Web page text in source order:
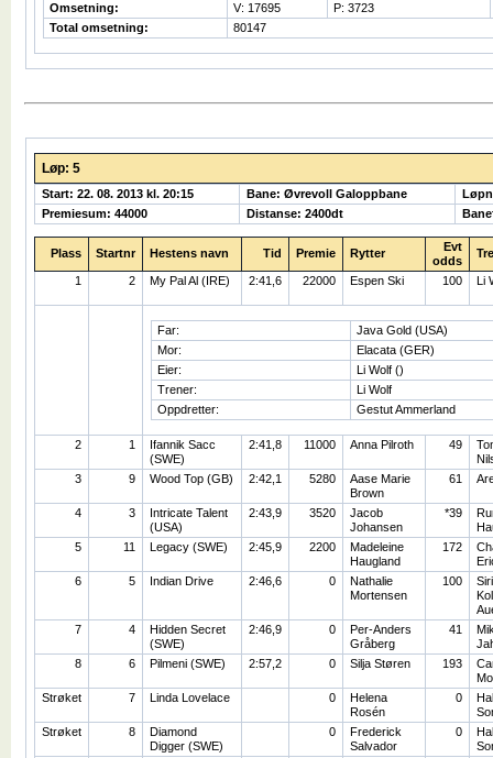
Omsetning: V: 17695
P: 3723
Total omsetning:
80147
Løp: 5
Start: 22. 08. 2013 kl. 20:15 Bane: Øvrevoll Galoppbane
Premiesum: 44000
Distanse: 2400dt
Plass Startnr Hestens navn Tid Premie Rytter
Evt
odds
1 2 My Pal Al (IRE) 2:41,6 22000 Espen Ski 100 Li
Far:
Java Gold (USA)
Mor:
Elacata (GER)
Eier:
Li Wolf ()
Trener:
Li Wolf
Oppdretter:
Gestut Ammerland
2 1
Ifannik Sacc
(SWE)
2:41,8 11000 Anna Pilroth 49
3
9 Wood Top (GB) 2:42,1 5280
Aase Marie
Brown
61
4 3
Intricate Talent
(USA)
2:43,9 3520
Jacob
Johansen
*39
5
11 Legacy (SWE) 2:45,9 2200
Madeleine
Haugland
172
6
5 Indian Drive 2:46,6 0
Nathalie
Mortensen
100
Siri
7
4
Hidden Secret
(SWE)
2:46,9 0
Per-Anders
Gråberg
41
8
6 Pilmeni (SWE) 2:57,2 0 Silja Støren 193
Strøket
7 Linda Lovelace 0
Helena
Rosén
0
Strøket
8
Diamond
Digger (SWE)
0
Frederick
Salvador
0